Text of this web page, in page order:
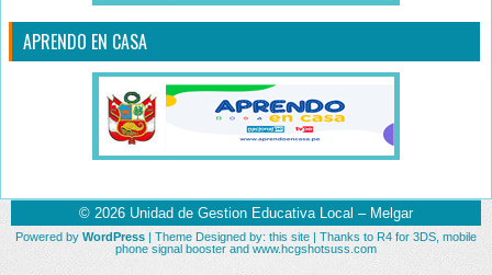
APRENDO EN CASA
© 2026 Unidad de Gestion Educativa Local – Melgar
Powered by WordPress | Theme Designed by: this site | Thanks to R4 for 3DS mobile
phone signal booster and www.hcgshotsuss.com